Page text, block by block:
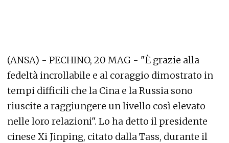
(ANSA) - PECHINO, 20 MAG - "È grazie alla
fedeltà incrollabile e al coraggio dimostrato in
tempi difficili che la Cina e la Russia sono
riuscite a raggiungere un livello così elevato
nelle loro relazioni". Lo ha detto il presidente
cinese Xi Jinping, citato dalla Tass, durante il